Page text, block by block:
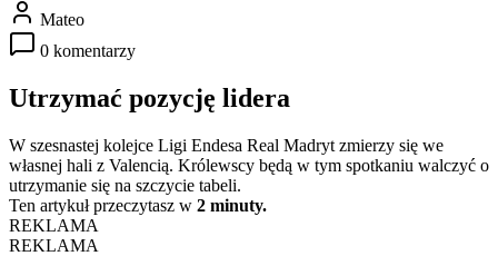
Mateo
0 komentarzy
Utrzymać pozycję lidera
W szesnastej kolejce Ligi Endesa Real Madryt zmierzy się we
własnej hali z Valencią. Królewscy będą w tym spotkaniu walczyć o
utrzymanie się na szczycie tabeli.
Ten artykuł przeczytasz w 2 minuty.
REKLAMA
REKLAMA